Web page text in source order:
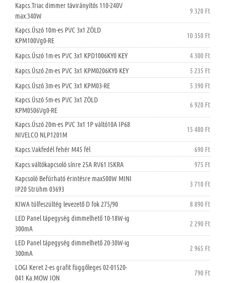
Kapcs.Triac dimmer távirányítós 110-240V
max:340W
9 320 Ft
Kapcs.Úszó 10m-es PVC 3x1 ZÖLD
KPM100Vg0-RE
10 350 Ft
Kapcs.Úszó 1m-es PVC 3x1 KPD1006KY0 KEY
4 300 Ft
Kapcs.Úszó 2m-es PVC 3x1 KPM0206KY0 KEY
5 235 Ft
Kapcs.Úszó 3m-es PVC 3x1 KPM03-RE
5 390 Ft
Kapcs.Úszó 5m-es PVC 3x1 ZÖLD
KPM0506Vg0-RE
6 920 Ft
Kapcs.Úszó 20m-es PVC 3x1 1P váltó10A IP68
NIVELCO NLP1201M
15 480 Ft
Kapcs.Vakfedél fehér M45 fél
690 Ft
Kapcs.váltókapcsoló sínre 25A RV61 ISKRA
975 Ft
Kapcsoló Befúrható érintésre max500W MINI
IP20 Strühm 03693
3 710 Ft
KIWA túlfeszültég levezető D fok 275/90
8 890 Ft
LED Panel tápegység dimmelhető 10-18W-ig
300mA
2 290 Ft
LED Panel tápegység dimmelhető 20-30W-ig
300mA
2 965 Ft
LOGI Keret 2-es grafit függőleges 02-01520-
041 Ka.MOW ION
790 Ft